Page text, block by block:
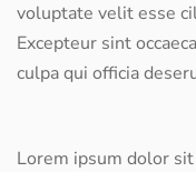
voluptate velit esse
Excepteur sint
culpa qui officia
Lorem ipsum dolor